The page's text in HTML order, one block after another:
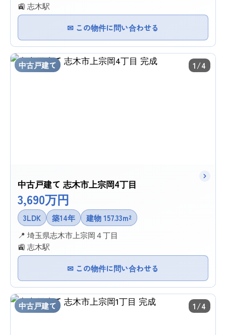
🚉 志木駅
✉ この物件に問い合わせる
中古戸建て 1/4
中古戸建て 志木市上宗岡4丁目
3,690万円
3LDK 築14年
建物 157.33m²
📍 埼玉県志木市上宗岡４丁目
🚉 志木駅
✉ この物件に問い合わせる
中古戸建て 1/4